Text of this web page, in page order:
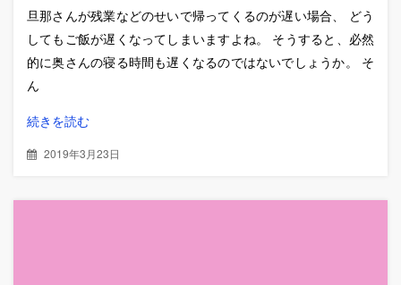
旦那さんが残業などのせいで帰ってくるのが遅い場合、 どう
してもご飯が遅くなってしまいますよね。 そうすると、必然
的に奥さんの寝る時間も遅くなるのではないでしょうか。 そ
ん
続きを読む
2019年3月23日